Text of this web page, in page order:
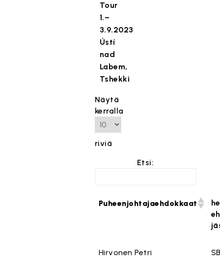
Tour
1.–
3.9.2023
Ústí
nad
Labem,
Tshekki
Näytä
kerralla
riviä
Etsi:
Puheenjohtajaehdokkaat
Hirvonen Petri